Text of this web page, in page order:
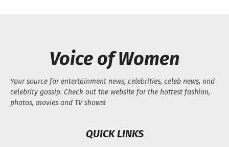
Voice of Women
Your source for entertainment news, celebrities, celeb news, and
celebrity gossip. Check out the website for the hottest fashion,
photos, movies and TV shows!
QUICK LINKS